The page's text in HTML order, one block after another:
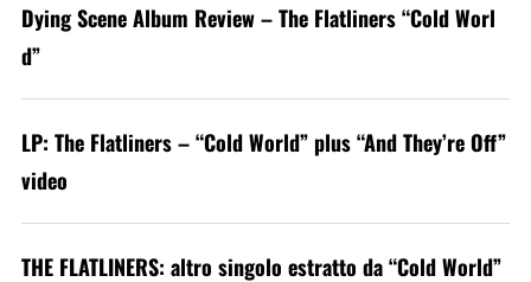
Dying Scene Album Review – The Flatliners “Cold Worl
d”
LP: The Flatliners – “Cold World” plus “And They’re Off”
video
THE FLATLINERS: altro singolo estratto da “Cold World”